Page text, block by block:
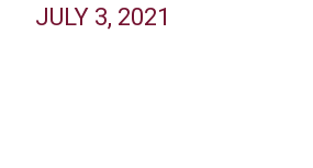
JULY 3, 2021